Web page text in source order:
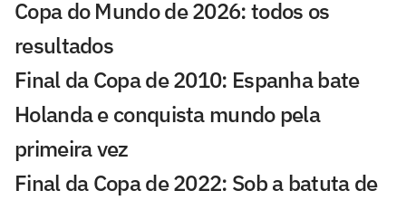
Copa do Mundo de 2026: todos os
resultados
Final da Copa de 2010: Espanha bate
Holanda e conquista mundo pela
primeira vez
Final da Copa de 2022: Sob a batuta de